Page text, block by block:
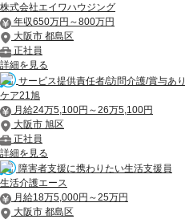
株式会社エイワハウジング
年収650万円～800万円
大阪市 都島区
正社員
詳細を見る
サービス提供責任者/訪問介護/賞与あり
ケア21旭
月給24万5,100円～26万5,100円
大阪市 旭区
正社員
詳細を見る
障害者支援に携わりたい生活支援員
生活介護エース
月給18万5,000円～25万円
大阪市 都島区